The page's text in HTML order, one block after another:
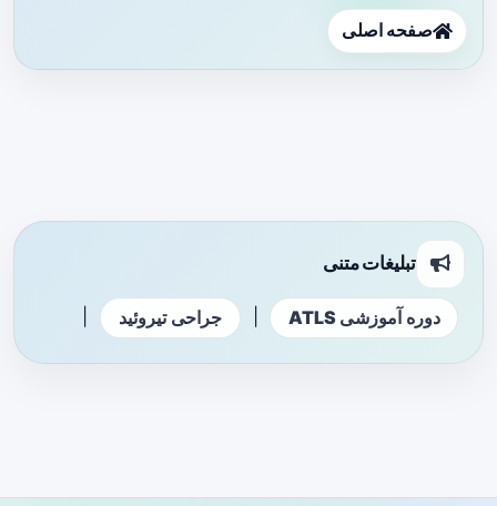
صفحه اصلی
تبلیغات متنی
دوره آموزشی ATLS جراحی تیروئید